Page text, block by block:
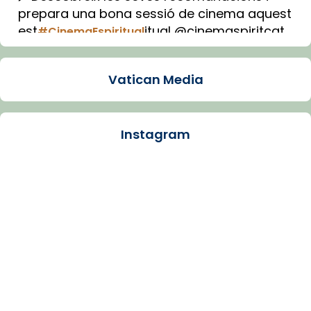
prepara una bona sessió de cinema aquest
est#CinemaEspiritualitual @cinemaspiritcat
Imatge: Generada amb IA (OpenAI)
Arquebisbat de Barcelona
Vatican Media
Instagram